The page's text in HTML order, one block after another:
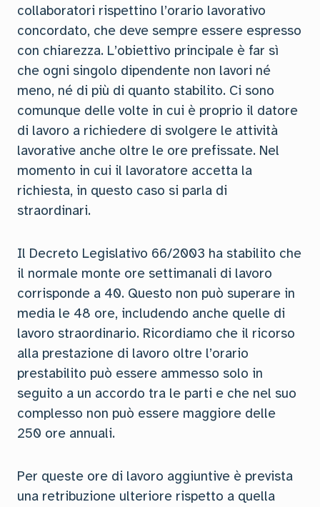
collaboratori rispettino l’orario lavorativo
concordato, che deve sempre essere espresso
con chiarezza. L’obiettivo principale è far sì
che ogni singolo dipendente non lavori né
meno, né di più di quanto stabilito. Ci sono
comunque delle volte in cui è proprio il datore
di lavoro a richiedere di svolgere le attività
lavorative anche oltre le ore prefissate. Nel
momento in cui il lavoratore accetta la
richiesta, in questo caso si parla di
straordinari.
Il Decreto Legislativo 66/2003 ha stabilito che
il normale monte ore settimanali di lavoro
corrisponde a 40. Questo non può superare in
media le 48 ore, includendo anche quelle di
lavoro straordinario. Ricordiamo che il ricorso
alla prestazione di lavoro oltre l’orario
prestabilito può essere ammesso solo in
seguito a un accordo tra le parti e che nel suo
complesso non può essere maggiore delle
250 ore annuali.
Per queste ore di lavoro aggiuntive è prevista
una retribuzione ulteriore rispetto a quella